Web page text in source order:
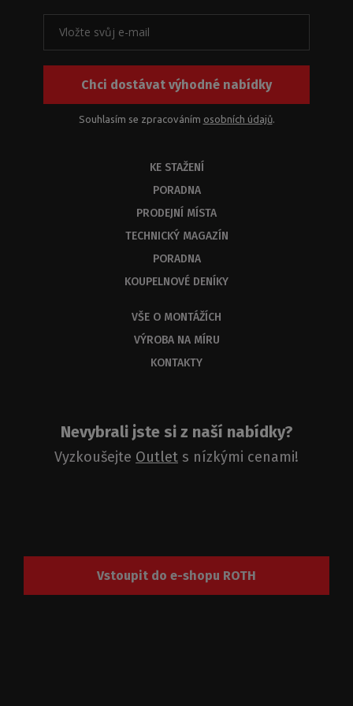
našim
produktům
nebo
kombinací.
Chci dostávat výhodné nabídky
Souhlasím se zpracováním osobních údajů.
KE STAŽENÍ
PORADNA
PRODEJNÍ MÍSTA
TECHNICKÝ MAGAZÍN
PORADNA
KOUPELNOVÉ DENÍKY
VŠE O MONTÁŽÍCH
VÝROBA NA MÍRU
KONTAKTY
Nevybrali jste si z naší nabídky?
Vyzkoušejte Outlet s nízkými cenami!
Vstoupit do e-shopu ROTH